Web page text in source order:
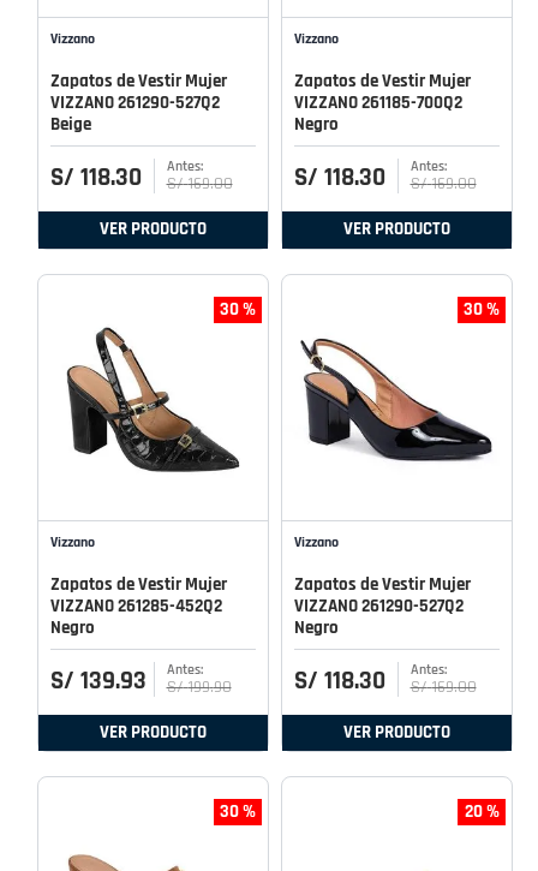
Vizzano
Zapatos de Vestir Mujer
VIZZANO 261290-527Q2
Beige
S/ 118.30 S/ 169.00
VER PRODUCTO
Vizzano
Zapatos de Vestir Mujer
VIZZANO 261185-700Q2
Negro
S/ 118.30 S/ 169.00
VER PRODUCTO
30 %
Vizzano
Zapatos de Vestir Mujer
VIZZANO 261285-452Q2
Negro
S/ 139.93 S/ 199.90
VER PRODUCTO
30 %
Vizzano
Zapatos de Vestir Mujer
VIZZANO 261290-527Q2
Negro
S/ 118.30 S/ 169.00
VER PRODUCTO
30 % 20 %